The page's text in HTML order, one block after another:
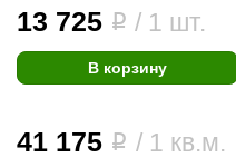
icon
13 725 i / 1 шт.
В корзину
41 175 i / 1 кв.м.